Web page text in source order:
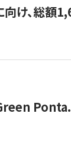
向け、総額